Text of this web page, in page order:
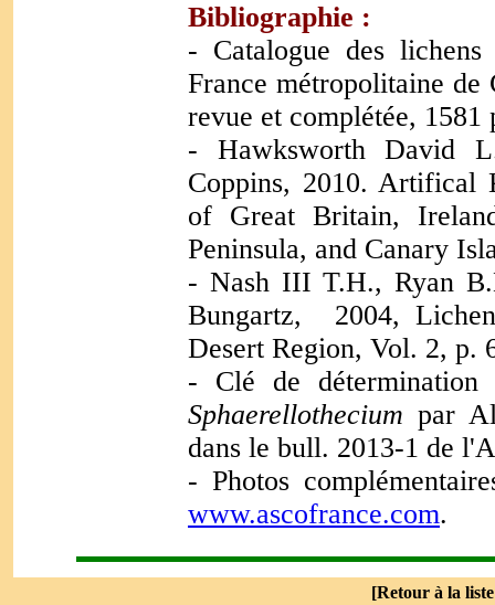
Bibliographie :
- Catalogue des
France métropolitaine
revue et complétée, 1581
- Hawksworth David
Coppins, 2010. Artifical
of Great Britain,
Peninsula, and Canary
- Nash III T.H., Ryan
Bungartz, 2004,
Desert Region, Vol. 2, p.
- Clé de détermination
Sphaerellothecium par
dans le bull. 2013-1 de
- Photos
www.ascofrance.com.
[Retour à la liste